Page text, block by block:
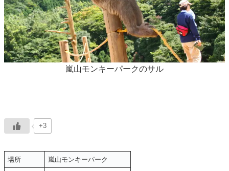
嵐山モンキーパークのサル
+3
場所 嵐山モンキーパーク